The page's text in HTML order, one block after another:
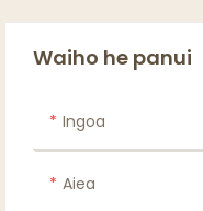
Waiho he panui
Ingoa
Aiea